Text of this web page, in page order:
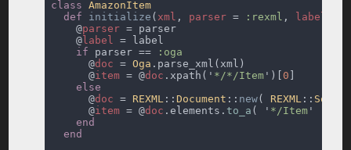
class
def initialize ( xml , parser = :rexml , label
    @
parser
    @
label
if parser ==
      @
doc = Oga
      @
item = @doc .xpath(' */*/Item ')[ 0
      @
doc = REXML ::Document :: new( REXML ::
      @
item = @doc .elements. to_a ( ' */Item ' )[